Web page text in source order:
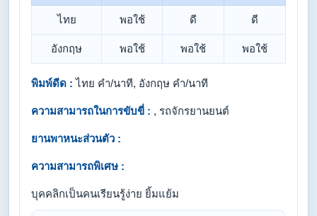
ไทย พอใช้ ดี ดี
อังกฤษ พอใช้ พอใช้ พอใช้
พิมพ์ดีด : ไทย คำ/นาที, อังกฤษ คำ/นาที
ความสามารถในการขับขี่ : , รถจักรยานยนต์
ยานพาหนะส่วนตัว :
ความสามารถพิเศษ :
บุคคลิกเป็นคนเรียนรู้ง่าย ยิ้มแย้ม